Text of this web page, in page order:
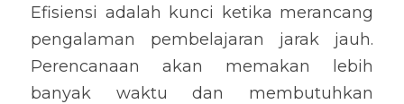
Efisiensi adalah kunci ketika merancang
pengalaman pembelajaran jarak jauh.
Perencanaan akan memakan lebih
banyak waktu dan membutuhkan